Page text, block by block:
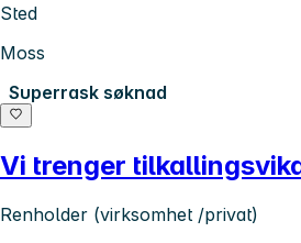
Sted
Moss
Superrask søknad
Vi trenger
Renholder (virksomhet /privat)